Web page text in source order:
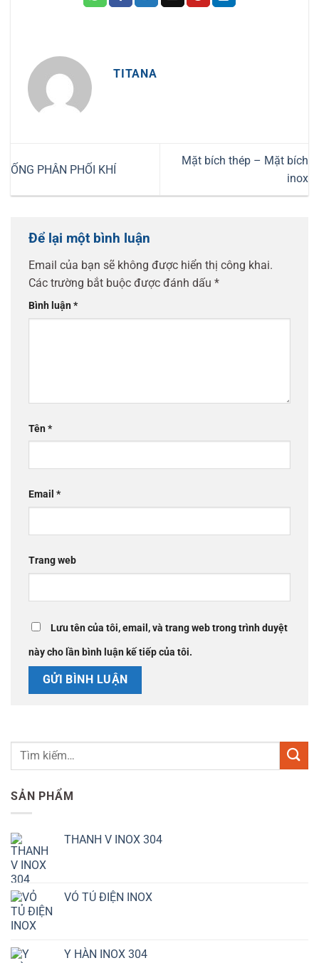
TITANA
ỐNG PHÂN PHỐI KHÍ
Mặt bích thép – Mặt bích
inox
Để lại một bình luận
Email của bạn sẽ không được hiển thị công khai.
Các trường bắt buộc được đánh dấu *
Bình luận*
Tên*
Email *
Trang web
Lưu tên của tôi, email, và trang web trong trình duyệt
này cho lần bình luận kế tiếp của tôi.
SẢN PHẨM
THANH V INOX 304
VỎ TỦ ĐIỆN INOX
Y HÀN INOX 304